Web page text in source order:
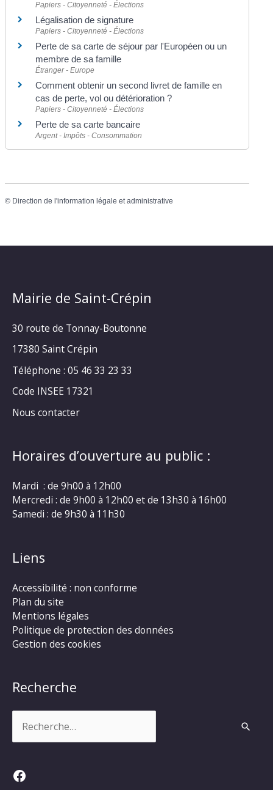
Papiers - Citoyenneté - Élections
Légalisation de signature
Papiers - Citoyenneté - Élections
Perte de sa carte de séjour par l'Européen ou un
membre de sa famille
Étranger - Europe
Comment obtenir un second livret de famille en
cas de perte, vol ou détérioration ?
Papiers - Citoyenneté - Élections
Perte de sa carte bancaire
Argent - Impôts - Consommation
© Direction de l'information légale et administrative
Mairie de Saint-Crépin
30 route de Tonnay-Boutonne
17380 Saint Crépin
Téléphone : 05 46 33 23 33
Code INSEE 17321
Nous contacter
Horaires d’ouverture au public :
Mardi : de 9h00 à 12h00
Mercredi : de 9h00 à 12h00 et de 13h30 à 16h00
Samedi : de 9h30 à 11h30
Liens
Accessibilité : non conforme
Plan du site
Mentions légales
Politique de protection des données
Gestion des cookies
Recherche
Facebook